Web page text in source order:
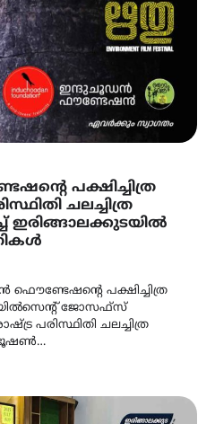
പക്ഷിച്ചിത്ര
ചലച്ചിത്ര
ഇരിങ്ങാലക്കുടയിൽ
ഫൌണ്ടേഷന്റെ പക്ഷിച്ചിത്ര
ജോസഫ്സ്
പരിസ്ഥിതി ചലച്ചിത്ര